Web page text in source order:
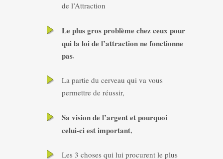
de l’Attraction
Le plus gros problème chez ceux pour
qui la loi de l’attraction ne fonctionne
pas,
La partie du cerveau qui va vous
permettre de réussir,
Sa vision de l’argent et pourquoi
celui-ci est important,
Les 3 choses qui lui procurent le plus